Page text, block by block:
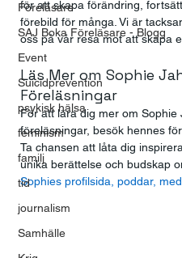
Föreläsare
SAJ Boka Föreläsare - Blogg
Event
Suicidprevention
psykisk hälsa
feminism
familj
tid
journalism
Samhälle
för att skapa förändring,
förebild för många. Vi är
oss på vår resa mot att skapa
Läs Mer om Sophie
Föreläsningar
För att lära dig mer om Sophie
föreläsningar, besök hennes
Ta chansen att låta dig
unika berättelse och budskap
Sophies profilsida, poddar,